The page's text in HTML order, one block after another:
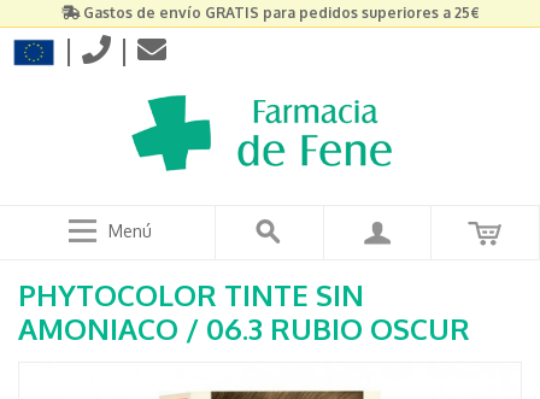
Gastos de envío GRATIS para pedidos superiores a 25€
| |
Menú
PHYTOCOLOR TINTE SIN
AMONIACO / 06.3 RUBIO OSCUR